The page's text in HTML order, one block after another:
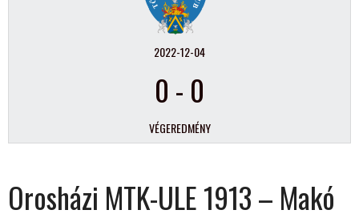
2022-12-04
0 - 0
VÉGEREDMÉNY
Orosházi MTK-ULE 1913 – Makó